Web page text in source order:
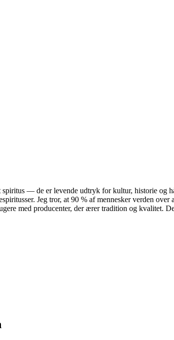
spiritus — de er levende udtryk for kultur, historie
Jeg tror, at 90 % af mennesker verden
med producenter, der ærer tradition og kvalitet.